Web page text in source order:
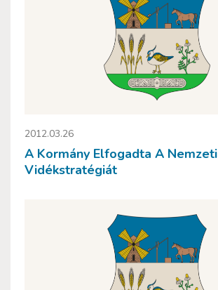
2012.03.26
A Kormány Elfogadta A Nemzeti
Vidékstratégiát